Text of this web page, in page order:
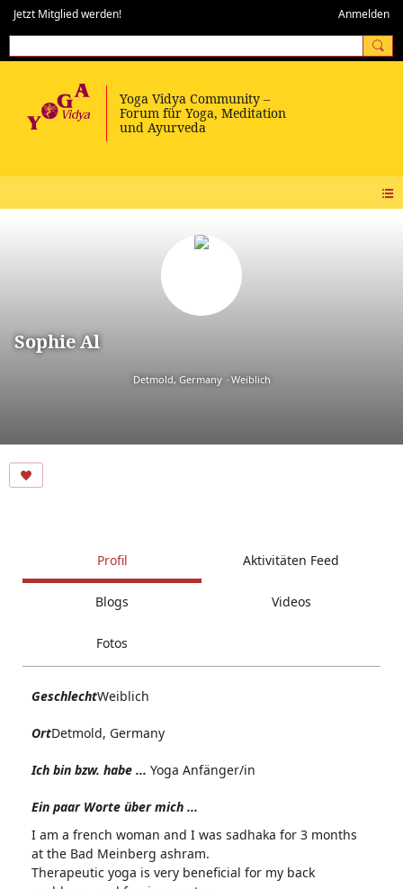
Jetzt Mitglied werden! Anmelden
Sophie Al
Detmold, Germany Weiblich
Profil Aktivitäten Feed
Blogs Videos
Fotos
GeschlechtWeiblich
OrtDetmold, Germany
Ich bin bzw. habe ... Yoga Anfänger/in
Ein paar Worte über mich ...
I am a french woman and I was sadhaka for 3 months
at the Bad Meinberg ashram.
Therapeutic yoga is very beneficial for my back